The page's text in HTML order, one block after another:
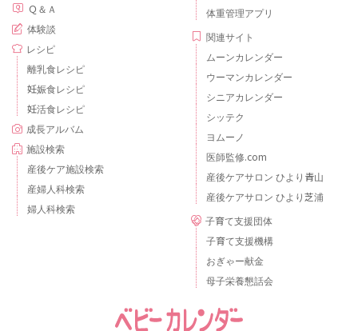
Ｑ＆Ａ
体験談
レシピ
離乳食レシピ
妊娠食レシピ
妊活食レシピ
成長アルバム
施設検索
産後ケア施設検索
産婦人科検索
婦人科検索
体重管理アプリ
関連サイト
ムーンカレンダー
ウーマンカレンダー
シニアカレンダー
シッテク
ヨムーノ
医師監修.com
産後ケアサロン ひより青山
産後ケアサロン ひより芝浦
子育て支援団体
子育て支援機構
おぎゃー献金
母子栄養懇話会